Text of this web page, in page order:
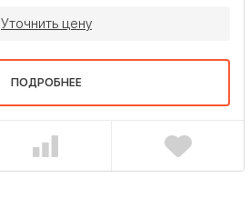
Уточнить цену
ПОДРОБНЕЕ